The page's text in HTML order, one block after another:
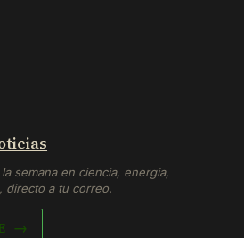
semana en ciencia, energía,
directo a tu correo.
→